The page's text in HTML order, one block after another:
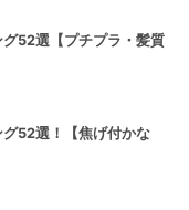
52選【プチプラ・髪質
52選！【焦げ付かな